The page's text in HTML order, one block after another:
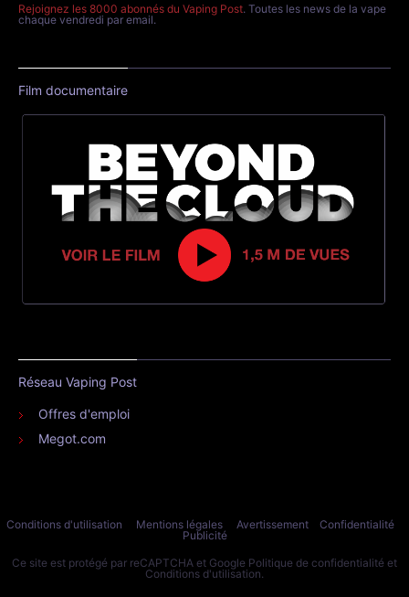
Rejoignez les 8000 abonnés du Vaping Post. Toutes les news de la vape
chaque vendredi par email.
Film documentaire
Réseau Vaping Post
Offres d'emploi
Megot.com
Conditions d'utilisation Mentions légales Avertissement
Confidentialité
Publicité
Ce site est protégé par reCAPTCHA et Google Politique de confidentialité et
Conditions d'utilisation.